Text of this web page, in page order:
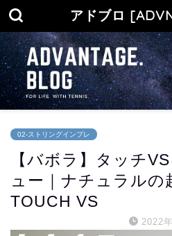
アドブロ
02-ストリングインプレ
【バボラ】タッチ
ュー｜ナチュラル
TOUCH VS
2022